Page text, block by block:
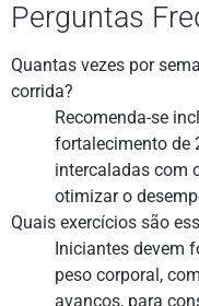
Perguntas
Quantas vezes por
corrida?
Recomenda-se
fortalecimento de
intercaladas com
otimizar o
Quais exercícios são
Iniciantes devem
peso corporal,
avanços, para